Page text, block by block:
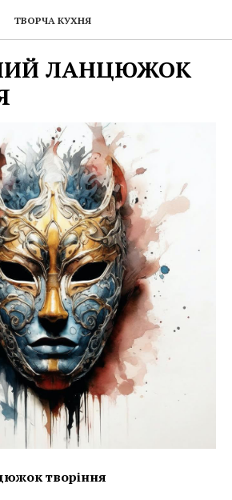
ТВОРЧА КУХНЯ
ЛАНЦЮЖОК
творіння